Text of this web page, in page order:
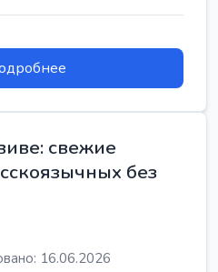
производстве:
свежие
без
16.06.2026